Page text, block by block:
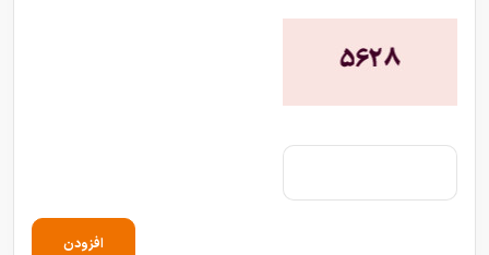
افزودن